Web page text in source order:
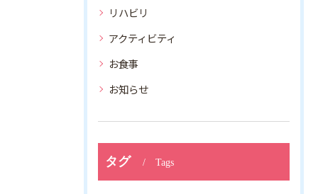
リハビリ
アクティビティ
お食事
お知らせ
タグ Tags